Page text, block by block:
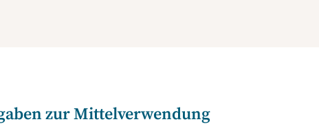
zur Mittelverwendung